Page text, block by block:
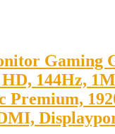
Gaming
144Hz,
Premium,